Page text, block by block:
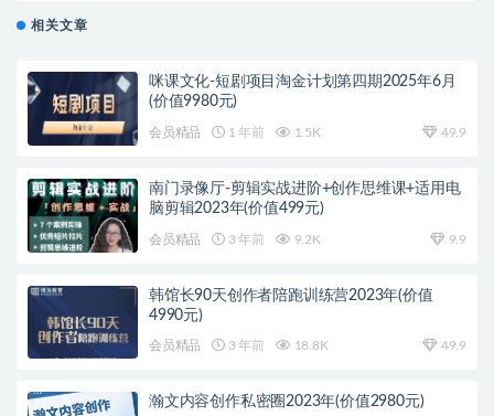
相关文章
咪课文化-短剧项目淘金计划第四期2025年6月
(价值9980元)
会员精品 1 年前 1.5K 49.9
南门录像厅-剪辑实战进阶+创作思维课+适用电
脑剪辑2023年(价值499元)
会员精品 3 年前 9.2K 9.9
韩馆长90天创作者陪跑训练营2023年(价值
4990元)
会员精品 3 年前 18.8K 49.9
瀚文内容创作私密圈2023年(价值2980元)